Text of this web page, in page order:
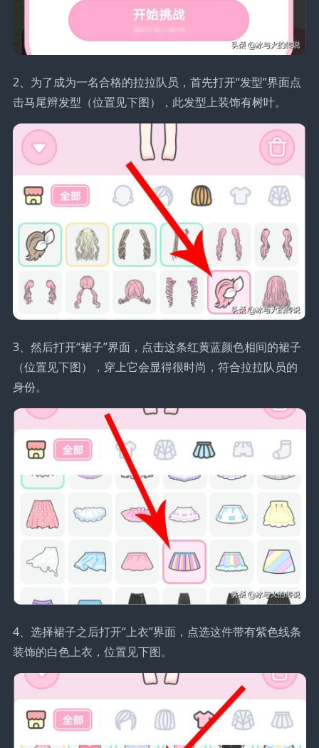
2、为了成为一名合格的拉拉队员，首先打开“发型”界面点
击马尾辫发型（位置见下图），此发型上装饰有树叶。
3、然后打开“裙子”界面，点击这条红黄蓝颜色相间的裙子
（位置见下图），穿上它会显得很时尚，符合拉拉队员的
身份。
4、选择裙子之后打开“上衣”界面，点选这件带有紫色线条
装饰的白色上衣，位置见下图。